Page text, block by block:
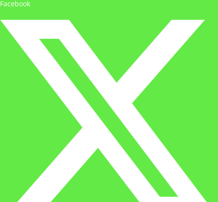
Facebook